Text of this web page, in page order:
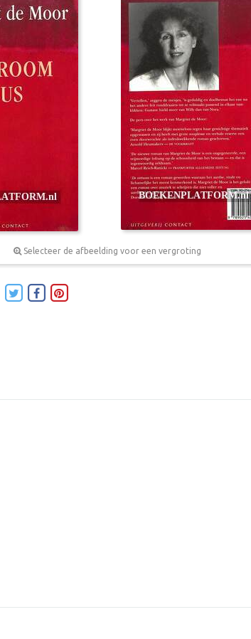
Selecteer de afbeelding voor een vergroting